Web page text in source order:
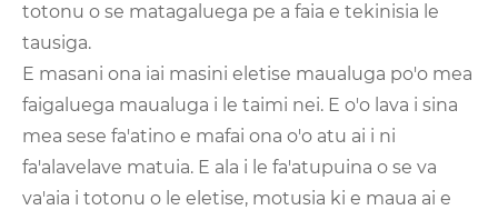
totonu o se matagaluega pe a faia e tekinisia le
tausiga.
E masani ona iai masini eletise maualuga po'o mea
faigaluega maualuga i le taimi nei. E o'o lava i sina
mea sese fa'atino e mafai ona o'o atu ai i ni
fa'alavelave matuia. E ala i le fa'atupuina o se va
va'aia i totonu o le eletise, motusia ki e maua ai e